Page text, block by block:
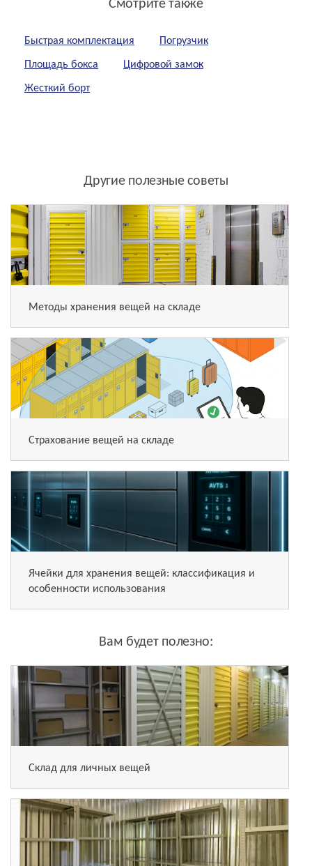
Смотрите также
Быстрая комплектация Погрузчик
Площадь бокса Цифровой замок
Жесткий борт
Другие полезные советы
Методы хранения вещей на складе
Страхование вещей на складе
Ячейки для хранения вещей: классификация и
особенности использования
Вам будет полезно:
Склад для личных вещей